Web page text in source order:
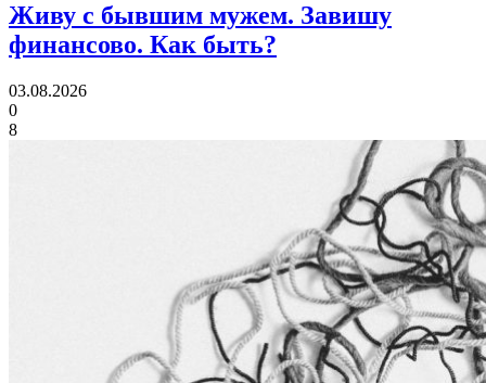
Живу с бывшим мужем. Завишу
финансово. Как быть?
03.08.2026
0
8